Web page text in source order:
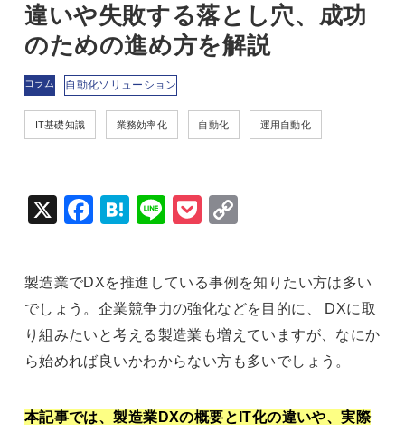
違いや失敗する落とし穴、成功
のための進め方を解説
コラム 自動化ソリューション
IT基礎知識 業務効率化 自動化 運用自動化
X
Fac
Hat
Lin
Poc Cop
製造業でDXを推進している事例を知りたい方は多い
でしょう。企業競争力の強化などを目的に、 DXに取
り組みたいと考える製造業も増えていますが、なにか
ら始めれば良いかわからない方も多いでしょう。
本記事では、製造業DXの概要とIT化の違いや、実際